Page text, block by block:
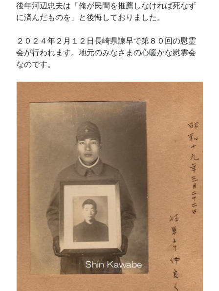
後年河辺忠夫は「俺が民間を推薦しなければ死なず
に済んだものを」と後悔しておりました。
２０２４年２月１２日長崎県諫早で第８０回の慰霊
会が行われます。地元のみなさまの心暖かな慰霊会
なのです。